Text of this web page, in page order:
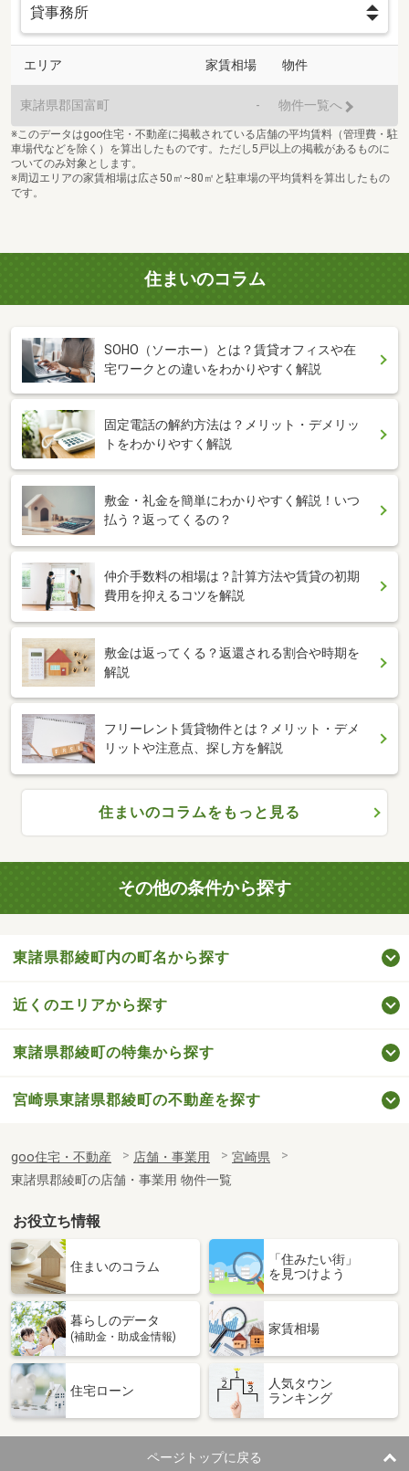
エリア 家賃相場 物件
東諸県郡国富町 - 物件一覧へ
※このデータはgoo住宅・不動産に掲載されている店舗の平均賃料（管理費・駐
車場代などを除く）を算出したものです。ただし5戸以上の掲載があるものに
ついてのみ対象とします。
※周辺エリアの家賃相場は広さ50㎡~80㎡と駐車場の平均賃料を算出したもの
です。
住まいのコラム
SOHO（ソーホー）とは？賃貸オフィスや在
宅ワークとの違いをわかりやすく解説
固定電話の解約方法は？メリット・デメリッ
トをわかりやすく解説
敷金・礼金を簡単にわかりやすく解説！いつ
払う？返ってくるの？
仲介手数料の相場は？計算方法や賃貸の初期
費用を抑えるコツを解説
敷金は返ってくる？返還される割合や時期を
解説
フリーレント賃貸物件とは？メリット・デメ
リットや注意点、探し方を解説
住まいのコラムをもっと見る
その他の条件から探す
東諸県郡綾町内の町名から探す
近くのエリアから探す
東諸県郡綾町の特集から探す
宮崎県東諸県郡綾町の不動産を探す
goo住宅・不動産 店舗・事業用
宮崎県
東諸県郡綾町の店舗・事業用 物件一覧
お役立ち情報
住まいのコラム
「住みたい街」
を見つけよう
暮らしのデータ
(補助金・助成金情報)
家賃相場
住宅ローン
人気タウン
ランキング
ページトップに戻る